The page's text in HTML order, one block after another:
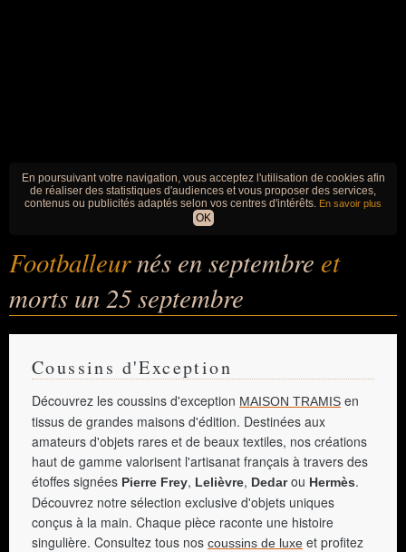
En poursuivant votre navigation, vous acceptez l'utilisation de cookies afin
de réaliser des statistiques d'audiences et vous proposer des services,
contenus ou publicités adaptés selon vos centres d'intérêts. En savoir plus
OK
Footballeurnés en septembre et
morts un 25 septembre
Coussins d'Exception
Découvrez les coussins d'exception MAISON TRAMIS en
tissus de grandes maisons d'édition. Destinées aux
amateurs d'objets rares et de beaux textiles, nos créations
haut de gamme valorisent l'artisanat français à travers des
étoffes signées Pierre Frey, Lelièvre, Dedarou Hermès.
Découvrez notre sélection exclusive d'objets uniques
conçus à la main. Chaque pièce raconte une histoire
singulière. Consultez tous nos coussins de luxe et profitez